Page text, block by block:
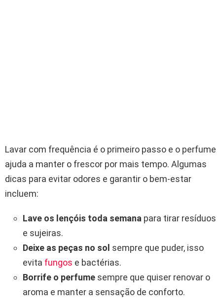
Lavar com frequência é o primeiro passo e o perfume
ajuda a manter o frescor por mais tempo. Algumas
dicas para evitar odores e garantir o bem-estar
incluem:
Lave os lençóis toda semana para tirar resíduos
e sujeiras.
Deixe as peças no sol sempre que puder, isso
evita fungos e bactérias.
Borrife o perfume sempre que quiser renovar o
aroma e manter a sensação de conforto.